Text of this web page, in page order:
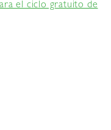
el ciclo gratuito de